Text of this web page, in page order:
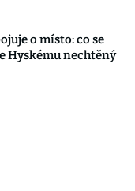
o místo: co se
Hyskému nechtěný